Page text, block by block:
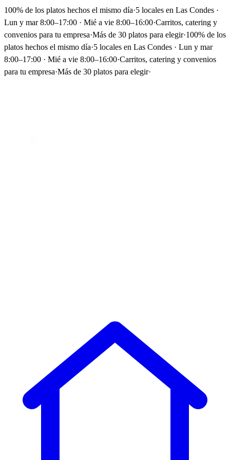
100% de los platos hechos el mismo día·5 locales en Las Condes ·
Lun y mar 8:00–17:00 · Mié a vie 8:00–16:00·Carritos, catering y
convenios para tu empresa·Más de 30 platos para elegir·100% de los
platos hechos el mismo día·5 locales en Las Condes · Lun y mar
8:00–17:00 · Mié a vie 8:00–16:00·Carritos, catering y convenios
para tu empresa·Más de 30 platos para elegir·